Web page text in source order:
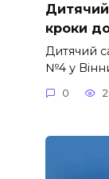
кроки
Дитячий
№4 у
0